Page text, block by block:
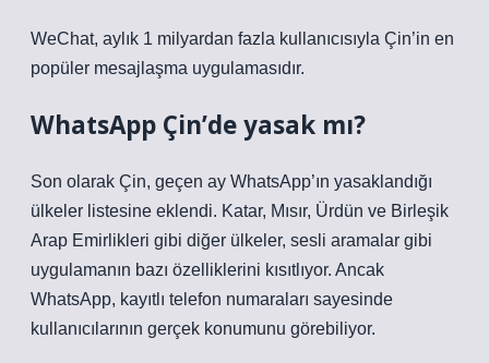
WeChat, aylık 1 milyardan fazla kullanıcısıyla Çin’in en
popüler mesajlaşma uygulamasıdır.
WhatsApp Çin’de yasak mı?
Son olarak Çin, geçen ay WhatsApp’ın yasaklandığı
ülkeler listesine eklendi. Katar, Mısır, Ürdün ve Birleşik
Arap Emirlikleri gibi diğer ülkeler, sesli aramalar gibi
uygulamanın bazı özelliklerini kısıtlıyor. Ancak
WhatsApp, kayıtlı telefon numaraları sayesinde
kullanıcılarının gerçek konumunu görebiliyor.